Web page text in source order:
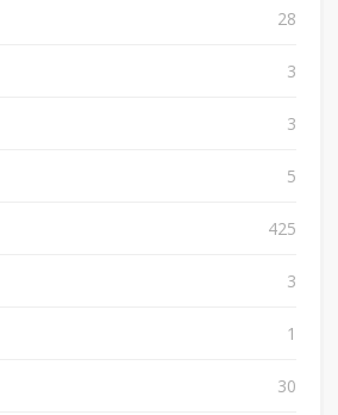
28
3
3
5
425
3
1
30